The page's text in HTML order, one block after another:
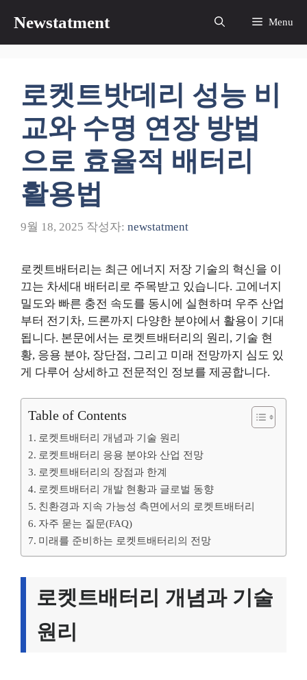
츠
Newstatment Menu
로켓트밧데리 성능 비
교와 수명 연장 방법
으로 효율적 배터리
활용법
9월 18, 2025 작성자: newstatment
로켓트배터리는 최근 에너지 저장 기술의 혁신을 이
끄는 차세대 배터리로 주목받고 있습니다. 고에너지
밀도와 빠른 충전 속도를 동시에 실현하며 우주 산업
부터 전기차, 드론까지 다양한 분야에서 활용이 기대
됩니다. 본문에서는 로켓트배터리의 원리, 기술 현
황, 응용 분야, 장단점, 그리고 미래 전망까지 심도 있
게 다루어 상세하고 전문적인 정보를 제공합니다.
Table of Contents
로켓트배터리 개념과 기술 원리
로켓트배터리 응용 분야와 산업 전망
로켓트배터리의 장점과 한계
로켓트배터리 개발 현황과 글로벌 동향
친환경과 지속 가능성 측면에서의 로켓트배터리
자주 묻는 질문(FAQ)
미래를 준비하는 로켓트배터리의 전망
로켓트배터리 개념과 기술
원리